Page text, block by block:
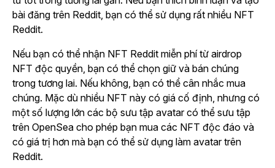
bài đăng trên Reddit, bạn có thể sử dụng rất nhiều NFT
Reddit.
Nếu bạn có thể nhận NFT Reddit miễn phí từ airdrop
NFT độc quyền, bạn có thể chọn giữ và bán chúng
trong tương lai. Nếu không, bạn có thể cân nhắc mua
chúng. Mặc dù nhiều NFT này có giá cố định, nhưng có
một số lượng lớn các bộ sưu tập avatar có thể sưu tập
trên OpenSea cho phép bạn mua các NFT độc đáo và
có giá trị hơn mà bạn có thể sử dụng làm avatar trên
Reddit.